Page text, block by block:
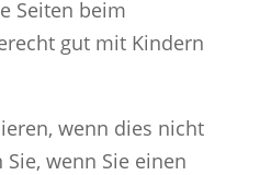
Seiten beim
gut mit Kindern
wenn dies nicht
wenn Sie einen